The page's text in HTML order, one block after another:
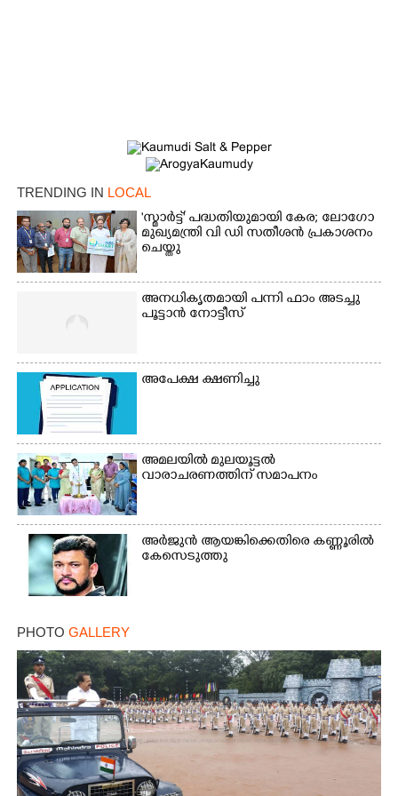
TRENDING IN LOCAL
'സ്മാർട്ട്' പദ്ധതിയുമായി കേര; ലോഗോ
മുഖ്യമന്ത്രി വി ഡി സതീശൻ പ്രകാശനം
ചെയ്തു
അനധികൃതമായി പന്നി ഫാം അടച്ചു
പൂട്ടാൻ നോട്ടീസ്
അപേക്ഷ ക്ഷണിച്ചു
അമലയിൽ മുലയൂട്ടൽ
വാരാചരണത്തിന് സമാപനം
അർജുൻ ആയങ്കിക്കെതിരെ കണ്ണൂരിൽ
കേസെടുത്തു
PHOTO GALLERY